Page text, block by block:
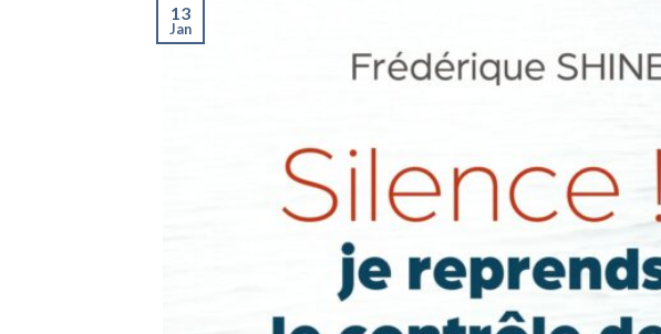
13
Jan